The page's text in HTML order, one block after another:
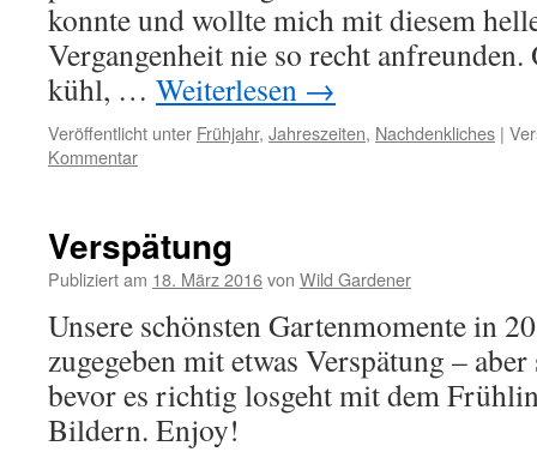
konnte und wollte mich mit diesem
Vergangenheit nie so recht
kühl, … Weiterlesen →
Veröffentlicht unter Frühjahr, Jahreszeiten, Nachdenkliches |
Kommentar
Verspätung
Publiziert am 18. März 2016von Wild Gardener
Unsere schönsten Gartenmomente in
zugegeben mit etwas Verspätung –
bevor es richtig losgeht mit dem
Bildern. Enjoy!